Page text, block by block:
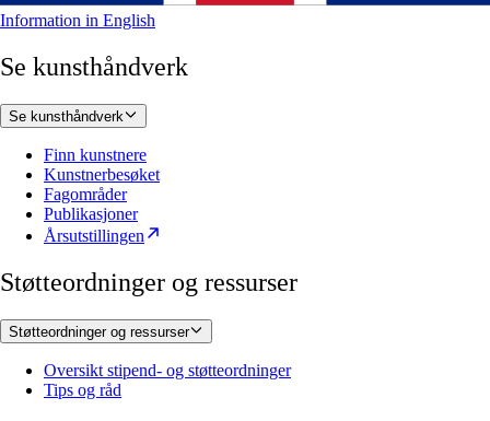
Information in English
Se kunsthåndverk
Se kunsthåndverk
Finn kunstnere
Kunstnerbesøket
Fagområder
Publikasjoner
Årsutstillingen
Støtteordninger og ressurser
Støtteordninger og ressurser
Oversikt stipend- og støtteordninger
Tips og råd